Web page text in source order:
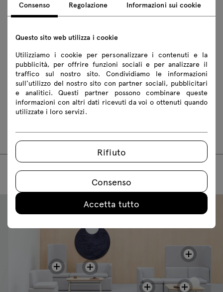
Regole di sicurezza
Scarica i modelli 3D di tutti i simboli della collezione
2D dwg 3D dwg
Consenso Regolazione Informazioni sui cookie
Questo sito web utilizza i cookie
Utilizziamo i cookie per personalizzare i contenuti e la
pubblicità, per offrire funzioni sociali e per analizzare il
traffico sul nostro sito. Condividiamo le informazioni
sull'utilizzo del nostro sito con partner sociali, pubblicitari
e analitici. Questi partner possono combinare queste
informazioni con altri dati ricevuti da voi o ottenuti quando
utilizzate i loro servizi.
Rifiuto
Consenso
Accetta tutto